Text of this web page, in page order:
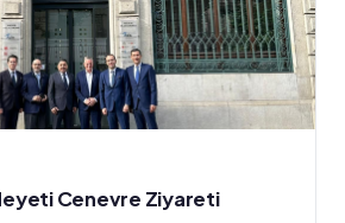
Cenevre Ziyareti